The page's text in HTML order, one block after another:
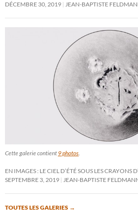
DÉCEMBRE 30, 2019 JEAN-BAPTISTE
Cette galerie contient 9 photos.
EN IMAGES : LE CIEL D’ÉTÉ SOUS LES CRAYONS
SEPTEMBRE 3, 2019 JEAN-BAPTISTE
TOUTES LES GALERIES →